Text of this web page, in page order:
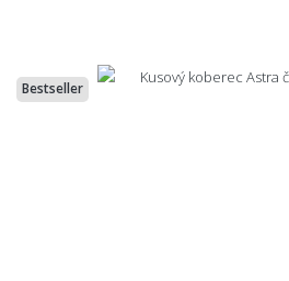
Bestseller